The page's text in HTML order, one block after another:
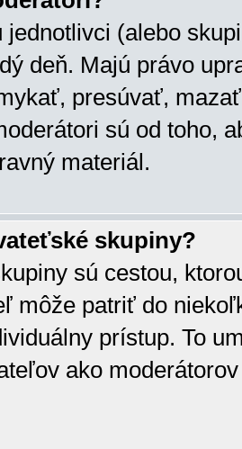
jednotlivci (alebo
deň. Majú právo
presúvať,
sú od toho,
materiál.
skupiny?
sú cestou,
môže patriť do
prístup. To
ako